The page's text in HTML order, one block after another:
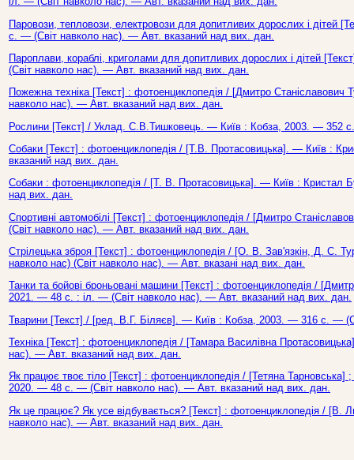
Паровози, тепловози, електровози для допитливих дорослих і
с. — (Світ навколо нас). — Авт. вказаний над вих. дан.
Пароплави, кораблі, криголами для допитливих дорослих і дітей
(Світ навколо нас). — Авт. вказаний над вих. дан.
Пожежна техніка [Текст] : фотоенциклопедія / [Дмитро
навколо нас). — Авт. вказаний над вих. дан.
Рослини [Текст] / Уклад. С.В.Тишковець. — Київ : Кобза, 2003. — 352
Собаки [Текст] : фотоенциклопедія / [Т.В. Протасовицька]. — Київ :
вказаний над вих. дан.
Собаки : фотоенциклопедія / [Т. В. Протасовицька]. — Київ :
над вих. дан.
Спортивні автомобілі [Текст] : фотоенциклопедія / [Дмитро
(Світ навколо нас). — Авт. вказаний над вих. дан.
Стрілецька зброя [Текст] : фотоенциклопедія / [О. В. Зав'язкін, Д. С.
навколо нас) (Світ навколо нас). — Авт. вказані над вих. дан.
Танки та бойові броньовані машини [Текст] : фотоенциклопедія /
2021. — 48 с. : іл. — (Світ навколо нас). — Авт. вказаний над вих. дан.
Тварини [Текст] / [ред. В.Г. Біляєв]. — Київ : Кобза, 2003. — 316 с. —
Техніка [Текст] : фотоенциклопедія / [Тамара Василівна
нас). — Авт. вказаний над вих. дан.
Як працює твоє тіло [Текст] : фотоенциклопедія / [Тетяна
2020. — 48 с. — (Світ навколо нас). — Авт. вказаний над вих. дан.
Як це працює? Як усе відбувається? [Текст] : фотоенциклопедія /
навколо нас). — Авт. вказаний над вих. дан.